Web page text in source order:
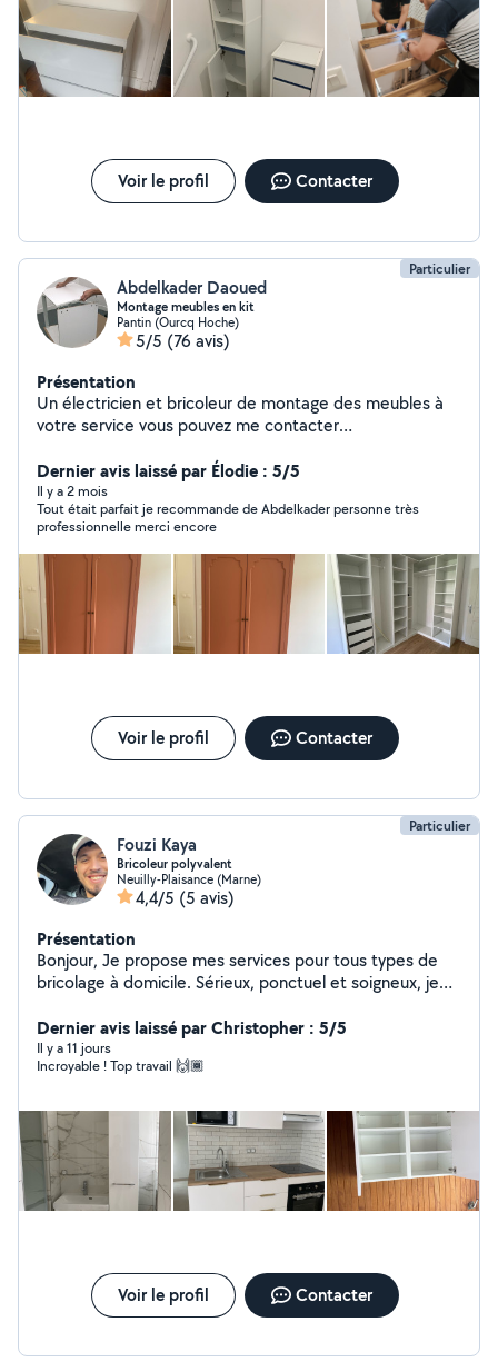
Voir le profil Contacter
Particulier
Abdelkader Daoued
Montage meubles en kit
Pantin (Ourcq Hoche)
5/5 (76 avis)
Présentation
Un électricien et bricoleur de montage des meubles à
votre service vous pouvez me contacter
Dernier avis laissé par Élodie : 5/5
Il y a 2 mois
Tout était parfait je recommande de Abdelkader personne très
professionnelle merci encore
Voir le profil Contacter
Particulier
Fouzi Kaya
Bricoleur polyvalent
Neuilly-Plaisance (Marne)
4,4/5 (5 avis)
Présentation
Bonjour, Je propose mes services pour tous types de
bricolage à domicile. Sérieux, ponctuel et soigneux, je
meubles Réparations diverses Parois de douche Fixation
TV / étagères / tringles Petits travaux de plomberie
Petits travaux d'électricité Petits travaux de peinture Je
contacter
Dernier avis laissé par Christopher : 5/5
Il y a 11 jours
Incroyable ! Top travail 🙌🏾
Voir le profil Contacter